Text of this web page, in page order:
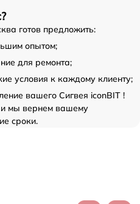
готов предложить:
опытом;
для ремонта;
условия к каждому клиенту;
вашего Сигвея iconBIT !
мы вернем вашему
сроки.